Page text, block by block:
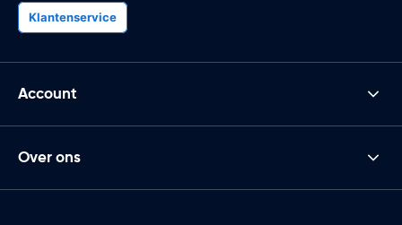
Klantenservice
Account
Over ons